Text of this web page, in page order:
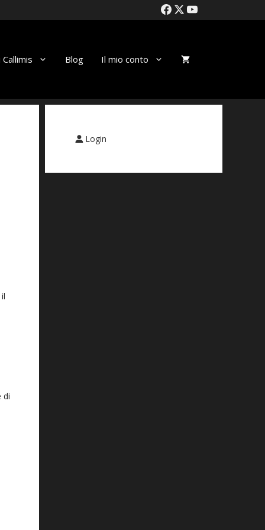
Blog Il mio conto
di
Login